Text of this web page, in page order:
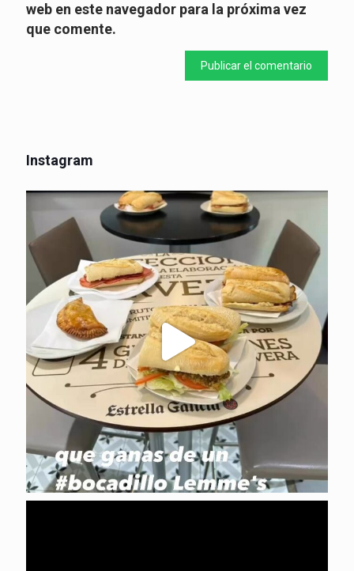
web en este navegador para la próxima vez
que comente.
Instagram